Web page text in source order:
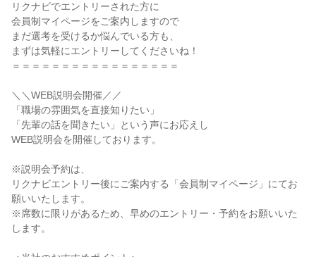
リクナビでエントリーされた方に
会員制マイページをご案内しますので
まだ選考を受けるか悩んでいる方も、
まずは気軽にエントリーしてくださいね！
＝＝＝＝＝＝＝＝＝＝＝＝＝＝＝＝＝
＼＼WEB説明会開催／／
「職場の雰囲気を直接知りたい」
「先輩の話を聞きたい」という声にお応えし
WEB説明会を開催しております。
※説明会予約は、
リクナビエントリー後にご案内する「会員制マイページ」にてお
願いいたします。
※席数に限りがあるため、早めのエントリー・予約をお願いいた
します。